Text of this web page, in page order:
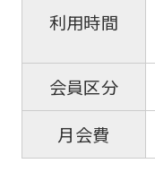
利用時間
会員区分
月会費